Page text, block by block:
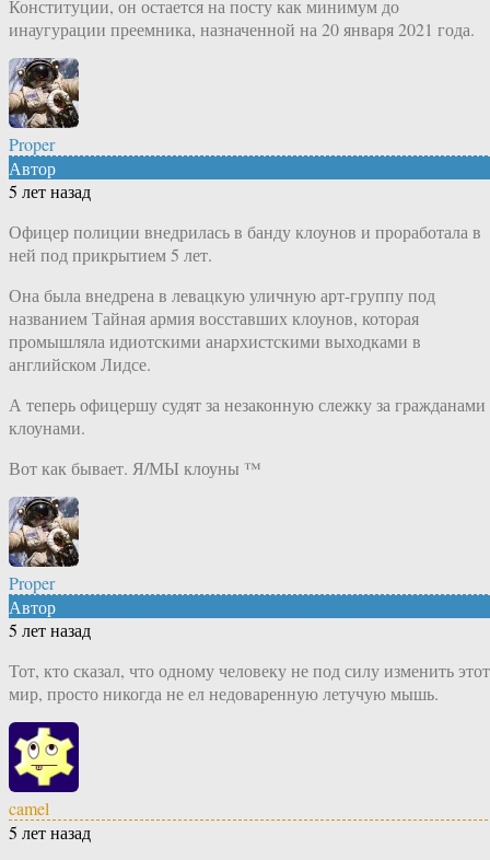
Конституции, он остается на посту как минимум до
инаугурации преемника, назначенной на 20 января 2021 года.
Proper
Автор
5 лет назад
Офицер полиции внедрилась в банду клоунов и проработала в
ней под прикрытием 5 лет.
Она была внедрена в левацкую уличную арт-группу под
названием Тайная армия восставших клоунов, которая
промышляла идиотскими анархистскими выходками в
английском Лидсе.
А теперь офицершу судят за незаконную слежку за гражданами
клоунами.
Вот как бывает. Я/МЫ клоуны ™
Proper
Автор
5 лет назад
Тот, кто сказал, что одному человеку не под силу изменить этот
мир, просто никогда не ел недоваренную летучую мышь.
camel
5 лет назад